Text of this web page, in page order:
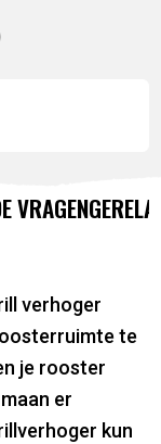
VRAGEN
verhoger
te
je rooster
er
kun